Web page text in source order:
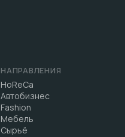
НАПРАВЛЕНИЯ
HoReCa
Автобизнес
Fashion
Мебель
Сырьё